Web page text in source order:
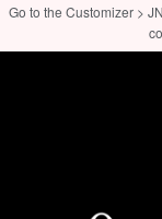
Go to the Customizer >